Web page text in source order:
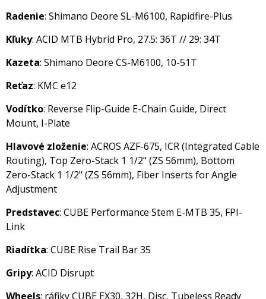
Radenie: Shimano Deore SL-M6100, Rapidfire-Plus
Kľuky: ACID MTB Hybrid Pro, 27.5: 36T // 29: 34T
Kazeta: Shimano Deore CS-M6100, 10-51T
Reťaz: KMC e12
Vodítko: Reverse Flip-Guide E-Chain Guide, Direct
Mount, I-Plate
Hlavové zloženie: ACROS AZF-675, ICR (Integrated Cable
Routing), Top Zero-Stack 1 1/2" (ZS 56mm), Bottom
Zero-Stack 1 1/2" (ZS 56mm), Fiber Inserts for Angle
Adjustment
Predstavec: CUBE Performance Stem E-MTB 35, FPI-
Link
Riadítka: CUBE Rise Trail Bar 35
Gripy: ACID Disrupt
Wheels: ráfiky CUBE EX30, 32H, Disc, Tubeless Ready